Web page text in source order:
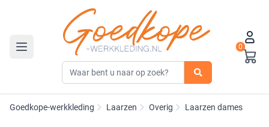
Toggle navigation
0
Goedkope-werkkleding Laarzen Overig Laarzen dames